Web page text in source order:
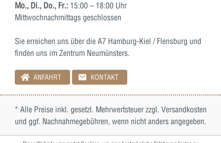
Mo., Di., Do., Fr.: 15:00 – 18:00 Uhr
Mittwochnachmittags geschlossen
Sie erreichen uns über die A7 Hamburg-Kiel / Flensburg und
finden uns im Zentrum Neumünsters.
ANFAHRT KONTAKT
* Alle Preise inkl. gesetzl. Mehrwertsteuer zzgl. Versandkosten
und ggf. Nachnahmegebühren, wenn nicht anders angegeben.